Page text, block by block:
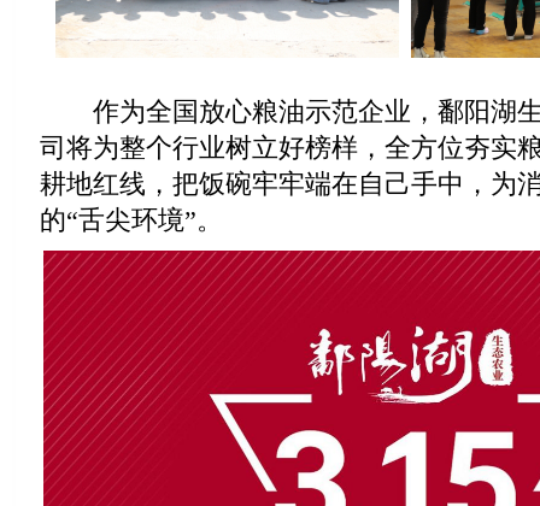
作为全国放心粮油示范企业，鄱阳湖
司将为整个行业树立好榜样，全方位夯实
耕地红线，把饭碗牢牢端在自己手中，为
的“舌尖环境”。